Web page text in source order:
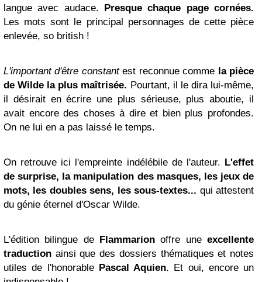
langue avec audace. Presque chaque page cornées.
Les mots sont le principal personnages de cette pièce
enlevée, so british !
L'important d'être constantest reconnue comme la pièce
de Wilde la plus maîtrisée. Pourtant, il le dira lui-même,
il désirait en écrire une plus sérieuse, plus aboutie, il
avait encore des choses à dire et bien plus profondes.
On ne lui en a pas laissé le temps.
On retrouve ici l'empreinte indélébile de l'auteur. L'effet
de surprise, la manipulation des masques, les jeux de
mots, les doubles sens, les sous-textes... qui attestent
du génie éternel d'Oscar Wilde.
L'édition bilingue de Flammarion offre une excellente
traduction ainsi que des dossiers thématiques et notes
utiles de l'honorable Pascal Aquien. Et oui, encore un